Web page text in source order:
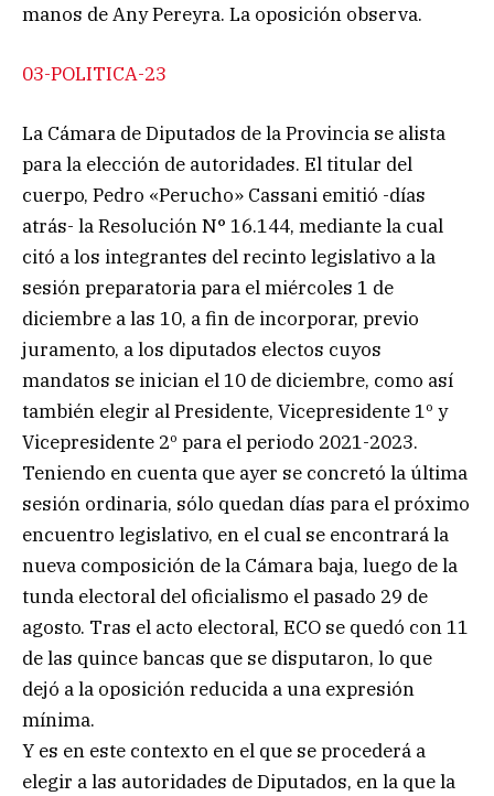
manos de Any Pereyra. La oposición observa.
03-POLITICA-23
La Cámara de Diputados de la Provincia se alista
para la elección de autoridades. El titular del
cuerpo, Pedro «Perucho» Cassani emitió -días
atrás- la Resolución N° 16.144, mediante la cual
citó a los integrantes del recinto legislativo a la
sesión preparatoria para el miércoles 1 de
diciembre a las 10, a fin de incorporar, previo
juramento, a los diputados electos cuyos
mandatos se inician el 10 de diciembre, como así
también elegir al Presidente, Vicepresidente 1º y
Vicepresidente 2º para el periodo 2021-2023.
Teniendo en cuenta que ayer se concretó la última
sesión ordinaria, sólo quedan días para el próximo
encuentro legislativo, en el cual se encontrará la
nueva composición de la Cámara baja, luego de la
tunda electoral del oficialismo el pasado 29 de
agosto. Tras el acto electoral, ECO se quedó con 11
de las quince bancas que se disputaron, lo que
dejó a la oposición reducida a una expresión
mínima.
Y es en este contexto en el que se procederá a
elegir a las autoridades de Diputados, en la que la